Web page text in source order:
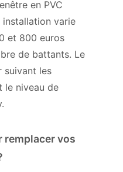
en PVC
installation varie
et 800 euros
de battants. Le
suivant les
le niveau de
remplacer vos